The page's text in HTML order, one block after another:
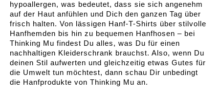
hypoallergen, was bedeutet, dass sie sich angenehm
auf der Haut anfühlen und Dich den ganzen Tag über
frisch halten. Von lässigen Hanf-T-Shirts über stilvolle
Hanfhemden bis hin zu bequemen Hanfhosen – bei
Thinking Mu findest Du alles, was Du für einen
nachhaltigen Kleiderschrank brauchst. Also, wenn Du
deinen Stil aufwerten und gleichzeitig etwas Gutes für
die Umwelt tun möchtest, dann schau Dir unbedingt
die Hanfprodukte von Thinking Mu an.